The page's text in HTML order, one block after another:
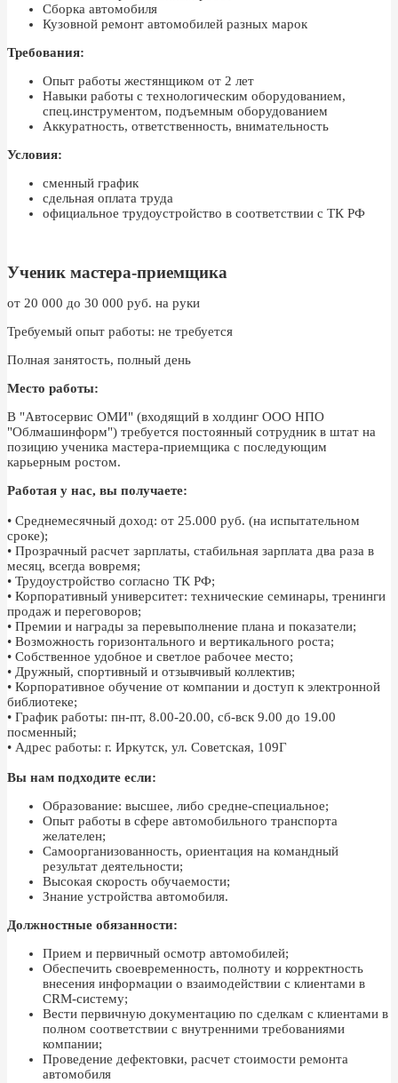
Сборка автомобиля
Кузовной ремонт автомобилей разных марок
Требования:
Опыт работы жестянщиком от 2 лет
Навыки работы с технологическим оборудованием,
спец.инструментом, подъемным оборудованием
Аккуратность, ответственность, внимательность
Условия:
сменный график
сдельная оплата труда
официальное трудоустройство в соответствии с ТК РФ
Ученик мастера-приемщика
от 20 000 до 30 000 руб. на руки
Требуемый опыт работы: не требуется
Полная занятость, полный день
Место работы:
В "Автосервис ОМИ" (входящий в холдинг ООО НПО
"Облмашинформ") требуется постоянный сотрудник в штат на
позицию ученика мастера-приемщика с последующим
карьерным ростом.
Работая у нас, вы получаете:
• Среднемесячный доход: от 25.000 руб. (на испытательном
сроке);
• Прозрачный расчет зарплаты, стабильная зарплата два раза в
месяц, всегда вовремя;
• Трудоустройство согласно ТК РФ;
• Корпоративный университет: технические семинары, тренинги
продаж и переговоров;
• Премии и награды за перевыполнение плана и показатели;
• Возможность горизонтального и вертикального роста;
• Собственное удобное и светлое рабочее место;
• Дружный, спортивный и отзывчивый коллектив;
• Корпоративное обучение от компании и доступ к электронной
библиотеке;
• График работы: пн-пт, 8.00-20.00, сб-вск 9.00 до 19.00
посменный;
• Адрес работы: г. Иркутск, ул. Советская, 109Г
Вы нам подходите если:
Образование: высшее, либо средне-специальное;
Опыт работы в сфере автомобильного транспорта
желателен;
Самоорганизованность, ориентация на командный
результат деятельности;
Высокая скорость обучаемости;
Знание устройства автомобиля.
Должностные обязанности:
Прием и первичный осмотр автомобилей;
Обеспечить своевременность, полноту и корректность
внесения информации о взаимодействии с клиентами в
CRM-систему;
Вести первичную документацию по сделкам с клиентами в
полном соответствии с внутренними требованиями
компании;
Проведение дефектовки, расчет стоимости ремонта
автомобиля